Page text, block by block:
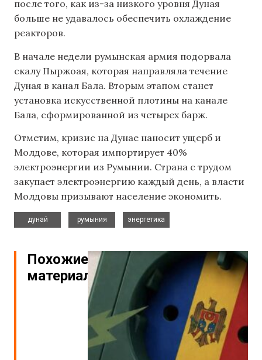
после того, как из-за низкого уровня Дуная
больше не удавалось обеспечить охлаждение
реакторов.
В начале недели румынская армия подорвала
скалу Пыржоая, которая направляла течение
Дуная в канал Бала. Вторым этапом станет
установка искусственной плотины на канале
Бала, сформированной из четырех барж.
Отметим, кризис на Дунае наносит ущерб и
Молдове, которая импортирует 40%
электроэнергии из Румынии. Страна с трудом
закупает электроэнергию каждый день, а власти
Молдовы призывают население экономить.
дунай
румыния
энергетика
Похожие
материалы